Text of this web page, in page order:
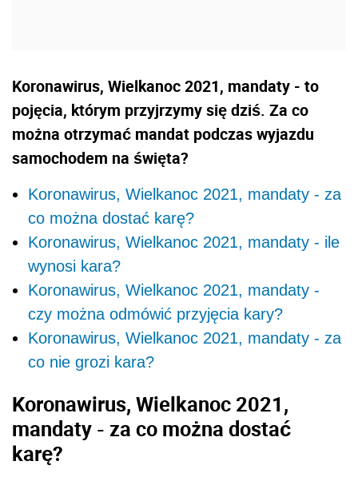
Koronawirus, Wielkanoc 2021, mandaty - to
pojęcia, którym przyjrzymy się dziś. Za co
można otrzymać mandat podczas wyjazdu
samochodem na święta?
Koronawirus, Wielkanoc 2021, mandaty - za
co można dostać karę?
Koronawirus, Wielkanoc 2021, mandaty - ile
wynosi kara?
Koronawirus, Wielkanoc 2021, mandaty -
czy można odmówić przyjęcia kary?
Koronawirus, Wielkanoc 2021, mandaty - za
co nie grozi kara?
Koronawirus, Wielkanoc 2021,
mandaty - za co można dostać
karę?